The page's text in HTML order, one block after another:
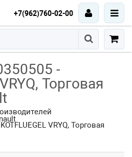
+7(962)760-02-00
-
Торговая
VRYQ, Торговая